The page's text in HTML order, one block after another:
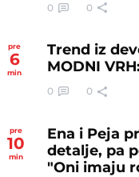
0 0
pre
6
min
Trend iz
MODNI
0 0
pre
10
min
Ena i Peja
detalje, pa
"Oni imaju